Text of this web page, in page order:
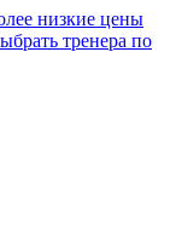
низкие цены
тренера по